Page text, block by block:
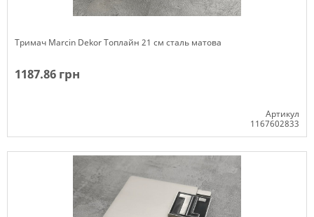
Тримач Marcin Dekor Топлайн 21 см сталь матова
1187.86 грн
Артикул
1167602833